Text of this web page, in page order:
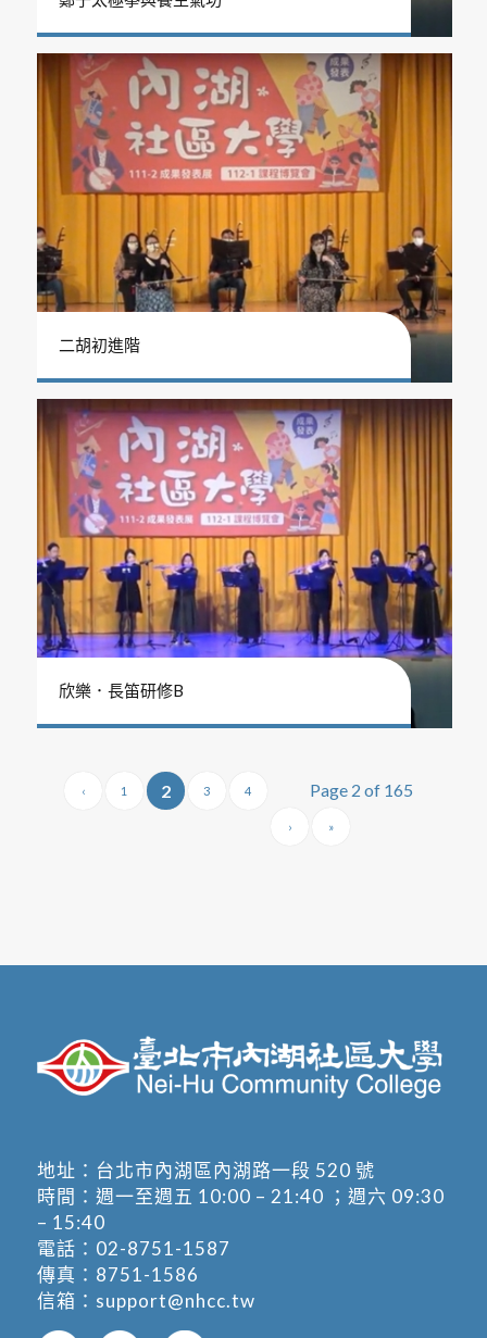
二胡初進階
欣樂．長笛研修B
Page 2 of 165
‹ 1 2 3 4
› »
地址： 台北市內湖區內湖路一段 520 號
時間：週一至週五 10:00 – 21:40 ；週六 09:30
– 15:40
電話： 02-8751-1587
傳真：8751-1586
信箱： support@nhcc.tw